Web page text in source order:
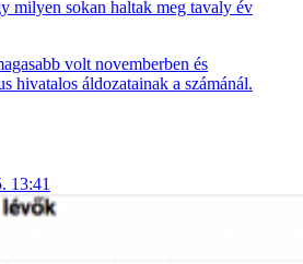
milyen sokan haltak meg tavaly év
volt novemberben és
hivatalos áldozatainak a számánál.
13:41